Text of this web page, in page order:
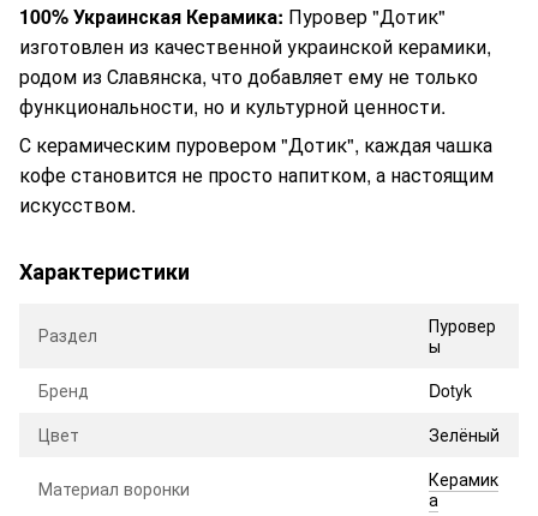
100% Украинская Керамика: Пуровер "Дотик"
изготовлен из качественной украинской керамики,
родом из Славянска, что добавляет ему не только
функциональности, но и культурной ценности.
С керамическим пуровером "Дотик", каждая чашка
кофе становится не просто напитком, а настоящим
искусством.
Характеристики
Раздел
Пуровер
ы
Бренд
Dotyk
Цвет
Зелёный
Материал воронки
Керамик
а